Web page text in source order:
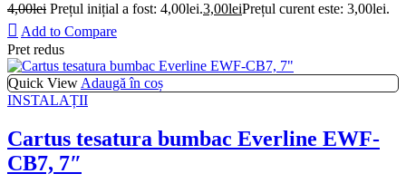
4,00lei Prețul inițial a fost: 4,00lei.3,00leiPrețul curent este: 3,00lei.
Add to Compare
Pret redus
Quick View Adaugă în coș
INSTALAȚII
Cartus tesatura bumbac Everline EWF-
CB7, 7″